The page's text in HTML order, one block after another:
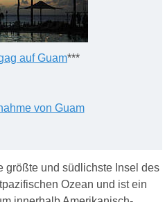
auf Guam***
von Guam
größte und südlichste Insel des
Ozean und ist ein